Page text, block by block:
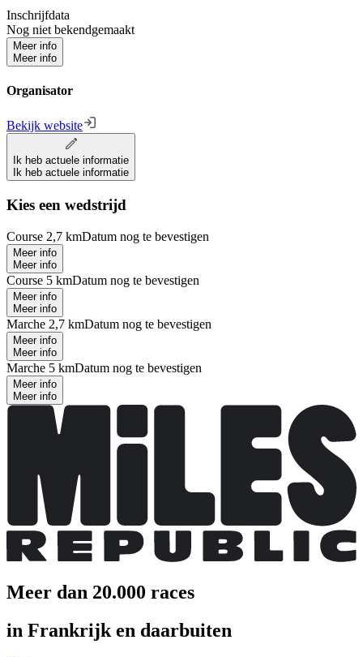
Inschrijfdata
Nog niet bekendgemaakt
Meer info
Meer info
Organisator
Bekijk website
Ik heb actuele informatie
Ik heb actuele informatie
Kies een wedstrijd
Course 2,7 kmDatum nog te bevestigen
Meer info
Meer info
Course 5 kmDatum nog te bevestigen
Meer info
Meer info
Marche 2,7 kmDatum nog te bevestigen
Meer info
Meer info
Marche 5 kmDatum nog te bevestigen
Meer info
Meer info
Meer dan 20.000 races
in Frankrijk en daarbuiten